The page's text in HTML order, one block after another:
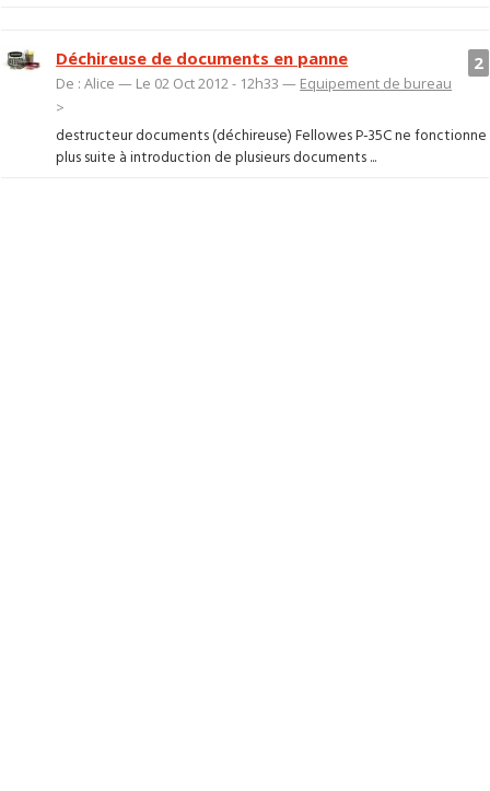
2
Déchireuse de documents en panne
De : Alice — Le 02 Oct 2012 - 12h33 — Equipement de bureau
>
destructeur documents (déchireuse) Fellowes P-35C ne fonctionne
plus suite à introduction de plusieurs documents ...